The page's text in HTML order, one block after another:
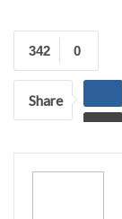
0
342
Share